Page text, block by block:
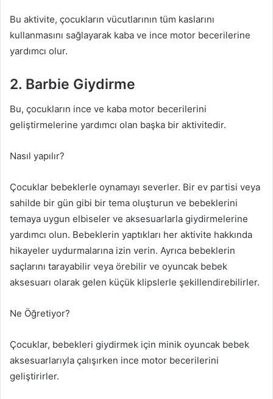
Bu aktivite, çocukların vücutlarının tüm kaslarını
kullanmasını sağlayarak kaba ve ince motor becerilerine
yardımcı olur.
2. Barbie Giydirme
Bu, çocukların ince ve kaba motor becerilerini
geliştirmelerine yardımcı olan başka bir aktivitedir.
Nasıl yapılır?
Çocuklar bebeklerle oynamayı severler. Bir ev partisi veya
sahilde bir gün gibi bir tema oluşturun ve bebeklerini
temaya uygun elbiseler ve aksesuarlarla giydirmelerine
yardımcı olun. Bebeklerin yaptıkları her aktivite hakkında
hikayeler uydurmalarına izin verin. Ayrıca bebeklerin
saçlarını tarayabilir veya örebilir ve oyuncak bebek
aksesuarı olarak gelen küçük klipslerle şekillendirebilirler.
Ne Öğretiyor?
Çocuklar, bebekleri giydirmek için minik oyuncak bebek
aksesuarlarıyla çalışırken ince motor becerilerini
geliştirirler.